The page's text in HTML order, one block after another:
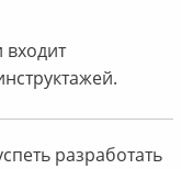
входит
разработать